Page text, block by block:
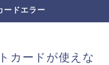
ードエラー
カードが使えな